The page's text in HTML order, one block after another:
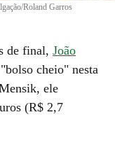
Roland Garros
de final, João
cheio" nesta
ele
(R$ 2,7